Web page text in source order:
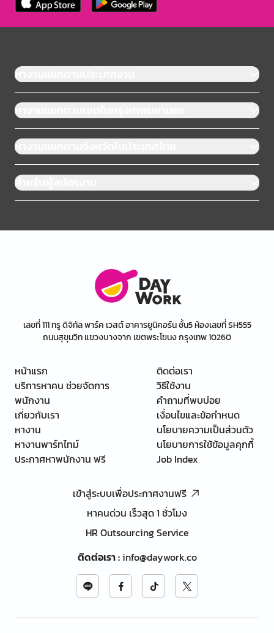
หางานแยกตามประเภทงาน
หางานแยกตามเขตในกรุงเทพมหานคร
หางานแยกตามจังหวัดในประเทศไทย
สำหรับผู้สมัครงาน
เลขที่ 111 ทรู ดิจิทัล พาร์ค เวสต์ อาคารยูนิคอร์น ชั้น5 ห้องเลขที่ SH555
ถนนสุขุมวิท แขวงบางจาก เขตพระโขนง กรุงเทพ 10260
หน้าแรก
บริการหาคน ช่วยจัดการ
พนักงาน
เกี่ยวกับเรา
หางาน
หางานพาร์ทไทม์
ประกาศหาพนักงาน ฟรี
ติดต่อเรา
วิธีใช้งาน
คำถามที่พบบ่อย
เงื่อนไขและข้อกำหนด
นโยบายความเป็นส่วนตัว
นโยบายการใช้ข้อมูลคุกกี้
Job Index
เข้าสู่ระบบเพื่อประกาศงานฟรี
หาคนด่วน เร็วสุด 1 ชั่วโมง
HR Outsourcing Service
ติดต่อเรา:info@daywork.co